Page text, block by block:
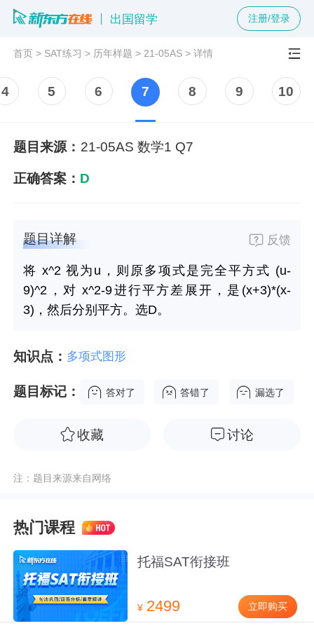
出国留学 注册/登录
首页 > SAT练习 > 历年样题 > 21-05AS >详情
4 5 6 7 8 9 10
题目来源： 21-05AS 数学1 Q7
正确答案： D
题目详解 反馈
将 x^2 视为u，则原多项式是完全平方式 (u-
9)^2，对 x^2-9进行平方差展开，是(x+3)*(x-
3)，然后分别平方。选D。
知识点： 多项式图形
题目标记： 答对了 答错了 漏选了
收藏 讨论
注：题目来源来自网络
热门课程
托福SAT衔接班
¥ 2499 立即购买